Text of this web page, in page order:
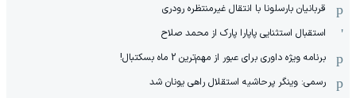
قربانیان بارسلونا با انتقال غیرمنتظره رودری
استقبال استثنایی پاپارا پارک از محمد صلاح
برنامه ویژه داوری برای عبور از مهم‌ترین 2 ماه بسکتبال!
رسمی: وینگر پرحاشیه استقلال راهی یونان شد